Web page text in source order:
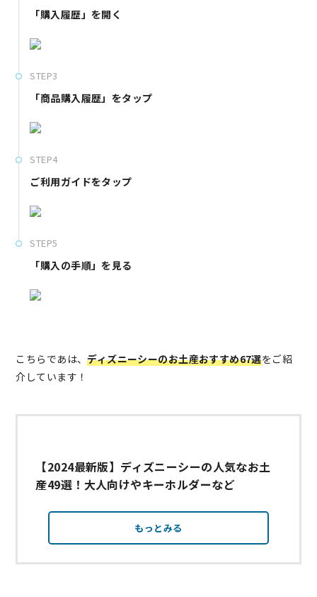
「購入履歴」を開く
STEP3
「商品購入履歴」をタップ
STEP4
ご利用ガイドをタップ
STEP5
「購入の手順」を見る
こちらであは、ディズニーシーのお土産おすすめ67選をご紹
介しています！
【2024最新版】ディズニーシーの人気なお土
産49選！大人向けやキーホルダーなど
もっとみる